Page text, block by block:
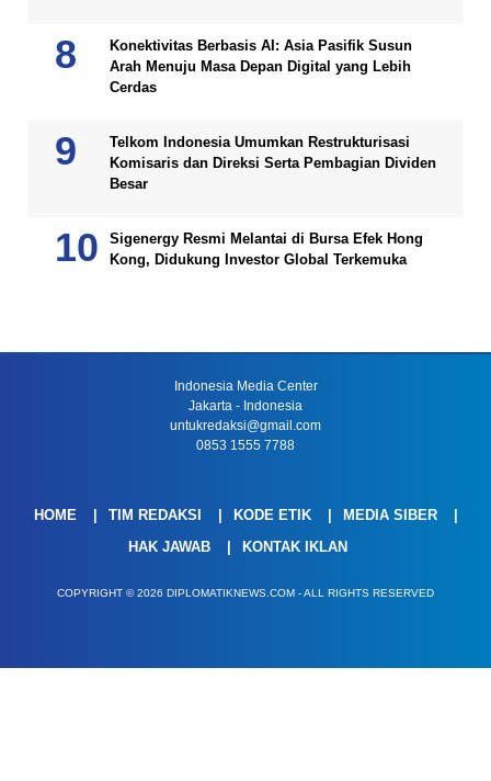
Konektivitas Berbasis AI: Asia Pasifik Susun
Arah Menuju Masa Depan Digital yang Lebih
Cerdas
Telkom Indonesia Umumkan Restrukturisasi
Komisaris dan Direksi Serta Pembagian Dividen
Besar
Sigenergy Resmi Melantai di Bursa Efek Hong
Kong, Didukung Investor Global Terkemuka
Indonesia Media Center
Jakarta - Indonesia
untukredaksi@gmail.com
0853 1555 7788
HOME TIM REDAKSI KODE ETIK
MEDIA SIBER
HAK JAWAB
KONTAK IKLAN
COPYRIGHT © 2026 DIPLOMATIKNEWS.COM - ALL RIGHTS RESERVED